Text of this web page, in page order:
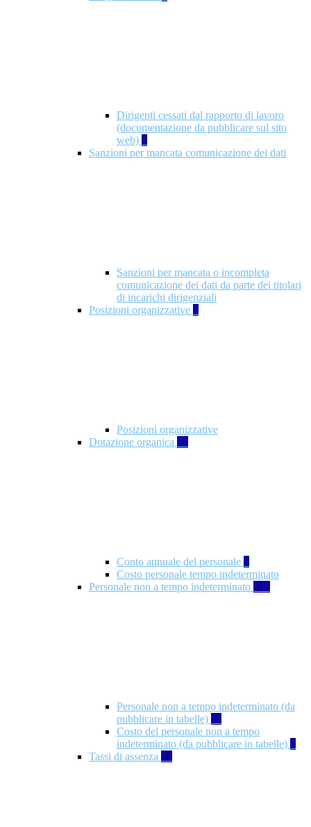
Dirigenti cessati dal rapporto di lavoro
(documentazione da pubblicare sul sito
web) 1
Sanzioni per mancata comunicazione dei dati
Sanzioni per mancata o incompleta
comunicazione dei dati da parte dei titolari
di incarichi dirigenziali
Posizioni organizzative 1
Posizioni organizzative
Dotazione organica 21
Conto annuale del personale 8
Costo personale tempo indeterminato
Personale non a tempo indeterminato 105
Personale non a tempo indeterminato (da
pubblicare in tabelle) 11
Costo del personale non a tempo
indeterminato (da pubblicare in tabelle) 8
Tassi di assenza 12